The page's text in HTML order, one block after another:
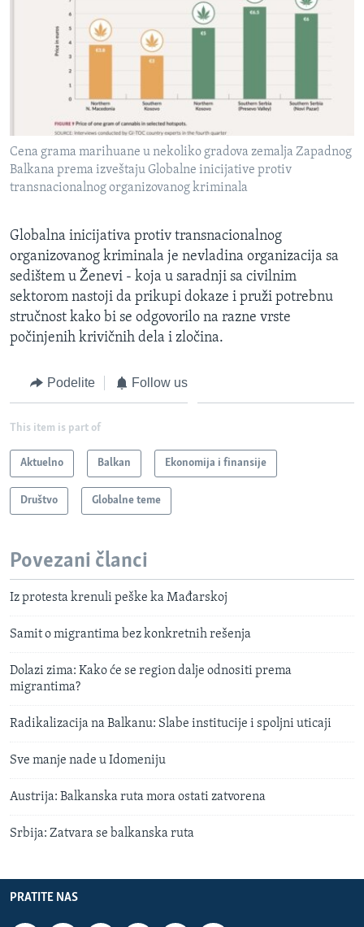
Cena grama marihuane u nekoliko gradova zemalja Zapadnog
Balkana prema izveštaju Globalne inicijative protiv
transnacionalnog organizovanog kriminala
Globalna inicijativa protiv transnacionalnog
organizovanog kriminala je nevladina organizacija sa
sedištem u Ženevi - koja u saradnji sa civilnim
sektorom nastoji da prikupi dokaze i pruži potrebnu
stručnost kako bi se odgovorilo na razne vrste
počinjenih krivičnih dela i zločina.
Podelite Follow us
This item is part of
Aktuelno Balkan Ekonomija i finansije
Društvo Globalne teme
Povezani članci
Iz protesta krenuli peške ka Mađarskoj
Samit o migrantima bez konkretnih rešenja
Dolazi zima: Kako će se region dalje odnositi prema
migrantima?
Radikalizacija na Balkanu: Slabe institucije i spoljni uticaji
Sve manje nade u Idomeniju
Austrija: Balkanska ruta mora ostati zatvorena
Srbija: Zatvara se balkanska ruta
PRATITE NAS